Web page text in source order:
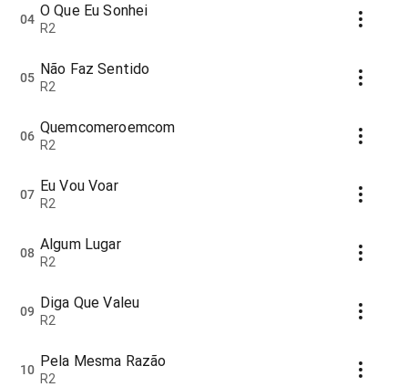
04 O Que Eu Sonhei
R2
05 Não Faz Sentido
R2
06 Quemcomeroemcom
R2
07 Eu Vou Voar
R2
08 Algum Lugar
R2
09 Diga Que Valeu
R2
10 Pela Mesma Razão
R2